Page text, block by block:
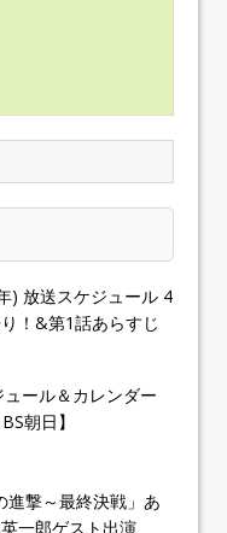
) 放送スケジュール 4
！&第1話あらすじ
ュール＆カレンダー
朝日】
進撃～最終決戦」あ
一郎ゲスト出演